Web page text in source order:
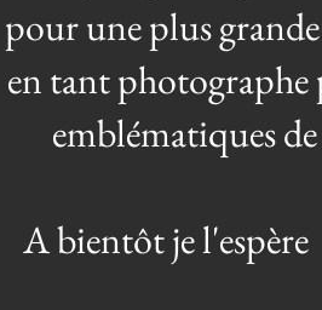
pour une plus
en tant photographe
emblématiques
A bientôt je